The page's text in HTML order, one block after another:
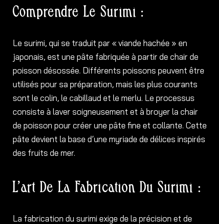
Comprendre Le Surimi :
Le surimi, qui se traduit par « viande hachée » en
japonais, est une pâte fabriquée à partir de chair de
poisson désossée. Différents poissons peuvent être
utilisés pour sa préparation, mais les plus courants
sont le colin, le cabillaud et le merlu. Le processus
consiste à laver soigneusement et à broyer la chair
de poisson pour créer une pâte fine et collante. Cette
pâte devient la base d’une myriade de délices inspirés
des fruits de mer.
L’art De La Fabrication Du Surimi :
La fabrication du surimi exige de la précision et de